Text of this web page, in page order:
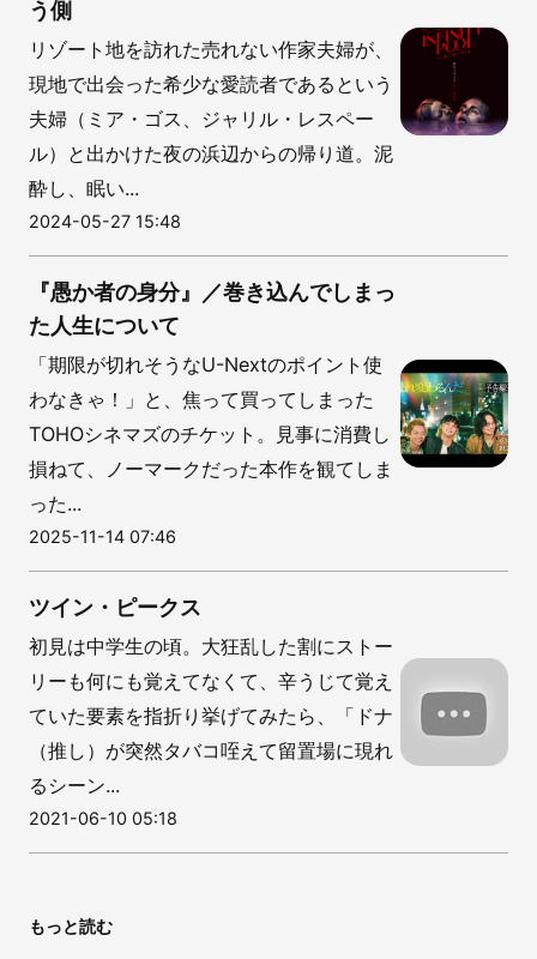
う側
リゾート地を訪れた売れない作家夫婦が、
現地で出会った希少な愛読者であるという
夫婦（ミア・ゴス、ジャリル・レスペー
ル）と出かけた夜の浜辺からの帰り道。泥
酔し、眠い...
2024-05-27 15:48
『愚か者の身分』／巻き込んでしまっ
た人生について
「期限が切れそうなU-Nextのポイント使
わなきゃ！」と、焦って買ってしまった
TOHOシネマズのチケット。見事に消費し
損ねて、ノーマークだった本作を観てしま
った...
2025-11-14 07:46
ツイン・ピークス
初見は中学生の頃。大狂乱した割にストー
リーも何にも覚えてなくて、辛うじて覚え
ていた要素を指折り挙げてみたら、「ドナ
（推し）が突然タバコ咥えて留置場に現れ
るシーン...
2021-06-10 05:18
もっと読む